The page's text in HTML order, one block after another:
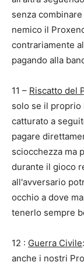
senza
nemico il
contrariamente
pagando alla
11 – Riscatto del
solo se il proprio
catturato a
pagare
sciocchezza ma
durante il gioco
all'avversario
occhio a dove
tenerlo sempre
12 : Guerra Civile
anche i nostri